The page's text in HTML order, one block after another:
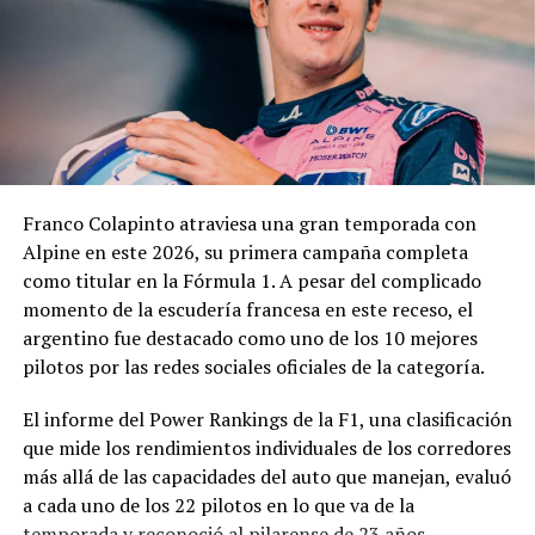
administración municipal adopte una definición sobre el
En los fundamentos de la resolución se señala que la
complejidad y trascendencia de la solicitud hacen
necesario un estudio integral de la documentación
modificación vinculada a la composición societaria de la
empresa que obtuvo la concesión.
La novedad se conoce mientras la concesión del Minella
continúa envuelta en una delicadísima situación
jurídica. El proceso mediante el cual Minella Stadium
busca determinar si existieron irregularidades en la
licitación impulsada por el Municipio.
La causa, que avanza en la Justicia, derivó en
Franco Colapinto atraviesa una gran temporada con
Alpine en este 2026, su primera campaña completa
como titular en la Fórmula 1. A pesar del complicado
momento de la escudería francesa en este receso, el
argentino fue destacado como uno de los 10 mejores
pilotos por las redes sociales oficiales de la categoría.
El informe del Power Rankings de la F1, una clasificación
que mide los rendimientos individuales de los corredores
más allá de las capacidades del auto que manejan, evaluó
a cada uno de los 22 pilotos en lo que va de la